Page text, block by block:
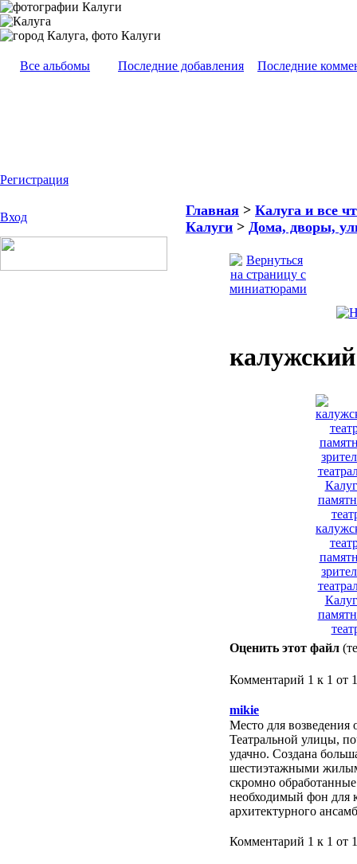
Все альбомы Последние добавления Последние
Регистрация
Вход Главная > Калуга и все
Калуги > Дома, дворы,
Оценить этот файл
Комментарий 1 к 1 от 1
mikie
Место для возведения
Театральной улицы,
удачно. Создана
шестиэтажными
скромно
необходимый фон для
архитектурного
Комментарий 1 к 1 от 1